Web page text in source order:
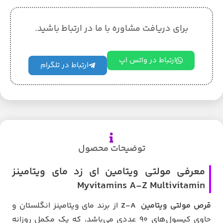
برای دریافت مشاوره با ما در ارتباط باشید.
ارتباط در واتس اپ ارتباط در تلگرام
توضیحات محصول
معرفی مولتی ویتامین ای زد مای ویتامینز
Myvitamins A-Z Multivitamin
قرص مولتی ویتامین Z-A
از برند مای ویتامینز انگلستان و
حاوی کپسول‌های 90 عددی می‌باشد، که یک مکمل روزانه